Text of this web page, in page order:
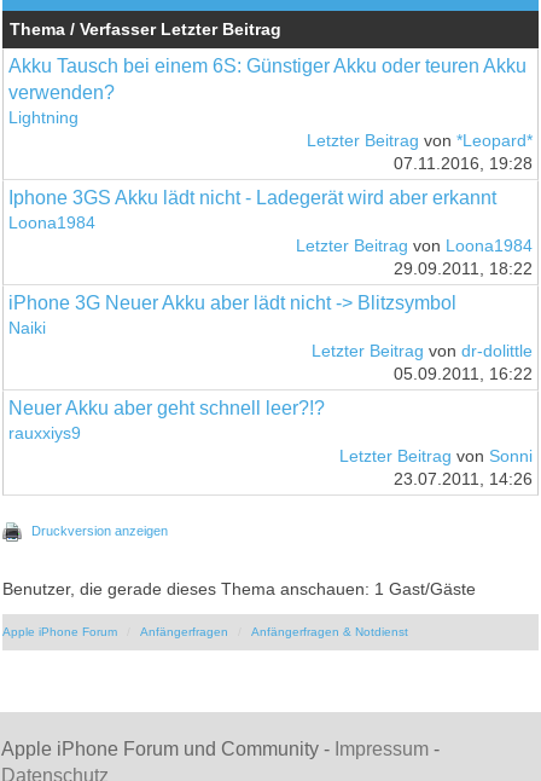
Thema / Verfasser Letzter Beitrag
Akku Tausch bei einem 6S: Günstiger Akku oder teuren Akku
verwenden?
Lightning
Letzter Beitrag von *Leopard*
07.11.2016, 19:28
Iphone 3GS Akku lädt nicht - Ladegerät wird aber erkannt
Loona1984
Letzter Beitrag von Loona1984
29.09.2011, 18:22
iPhone 3G Neuer Akku aber lädt nicht -> Blitzsymbol
Naiki
Letzter Beitrag von dr-dolittle
05.09.2011, 16:22
Neuer Akku aber geht schnell leer?!?
rauxxiys9
Letzter Beitrag von Sonni
23.07.2011, 14:26
Druckversion anzeigen
Benutzer, die gerade dieses Thema anschauen: 1 Gast/Gäste
Apple iPhone Forum Anfängerfragen Anfängerfragen & Notdienst
Apple iPhone Forum und Community - Impressum -
Datenschutz